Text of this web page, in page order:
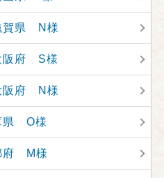
賀県 N様
阪府 S様
阪府 N様
県 O様
府 M様